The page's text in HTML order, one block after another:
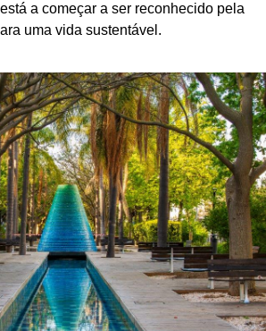
a começar a ser reconhecido pela
uma vida sustentável.